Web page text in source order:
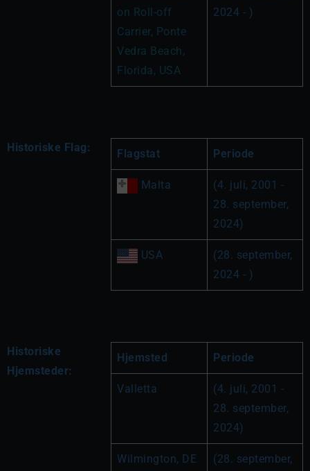
on Roll-off
Carrier, Ponte
Vedra Beach,
Florida, USA
2024 - )
Historiske Flag: Flagstat Periode
Malta
(4. juli, 2001 -
28. september,
2024)
USA
(28. september,
2024 - )
Historiske
Hjemsteder:
Hjemsted Periode
Valletta
(4. juli, 2001 -
28. september,
2024)
Wilmington, DE (28. september,